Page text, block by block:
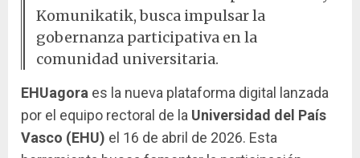
Komunikatik, busca impulsar la
gobernanza participativa en la
comunidad universitaria.
EHUagora es la nueva plataforma digital lanzada
por el equipo rectoral de la Universidad del País
Vasco (EHU) el 16 de abril de 2026. Esta